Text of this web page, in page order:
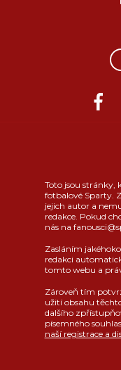
Toto jsou stránky,
fotbalové Sparty.
jejich autor a
redakce. Pokud
nás na
Zasláním
redakci
tomto webu a
Zároveň tím
užití obsahu
dalšího
písemného
naší registrace a